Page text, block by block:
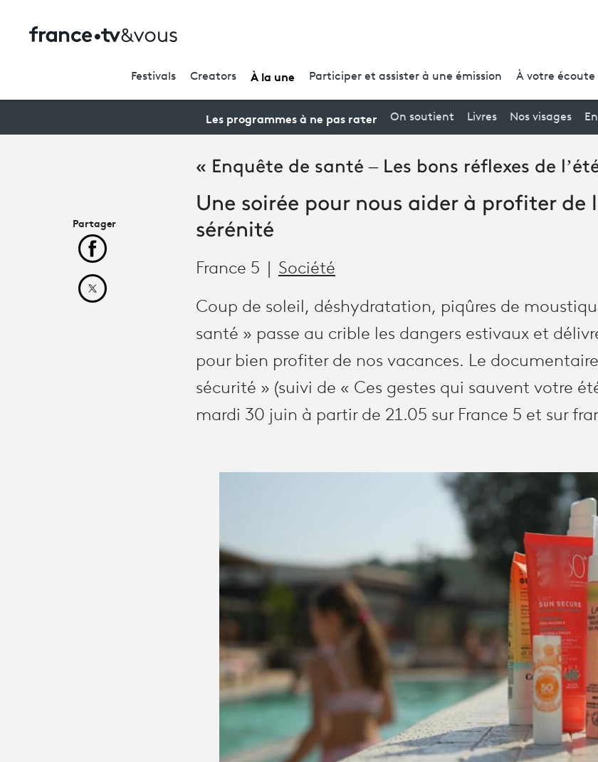
Festivals Creators À la une Participer et assister à une émission À votre écoute
Les programmes à ne pas rater On soutient Livres Nos visages
« Enquête de santé – Les bons réflexes de
Une soirée pour nous aider à profiter de
sérénité
France 5 Société
Coup de soleil, déshydratation, piqûres de
santé » passe au crible les dangers estivaux et
pour bien profiter de nos vacances. Le
sécurité » (suivi de « Ces gestes qui sauvent votre
mardi 30 juin à partir de 21.05 sur France 5 et sur
Partager
Partager cet article sur Facebook
Partager cet article sur X